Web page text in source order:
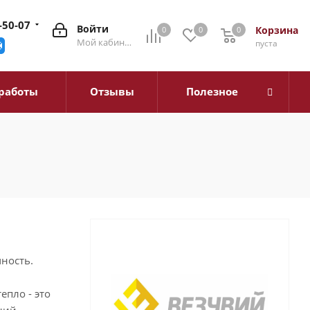
0 0 Корзина
0
пуста
0
Войти
Мой кабинет
07
Отзывы Полезное
- это